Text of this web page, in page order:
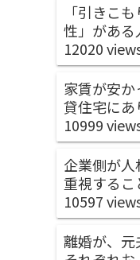
「引きこ
性」がある
12020
家賃が安
貸住宅にあ
10999
企業側が
重視するこ
10597
離婚が、元